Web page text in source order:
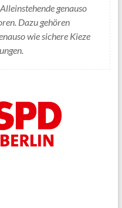
genauso
Dazu gehören
wie sichere Kieze